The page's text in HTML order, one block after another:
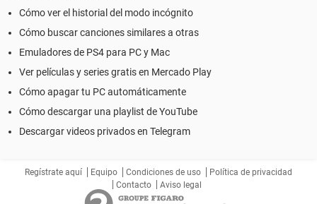
Cómo ver el historial del modo incógnito
Cómo buscar canciones similares a otras
Emuladores de PS4 para PC y Mac
Ver películas y series gratis en Mercado Play
Cómo apagar tu PC automáticamente
Cómo descargar una playlist de YouTube
Descargar videos privados en Telegram
Regístrate aquí Equipo Condiciones de uso
Política de privacidad
Contacto
Aviso legal